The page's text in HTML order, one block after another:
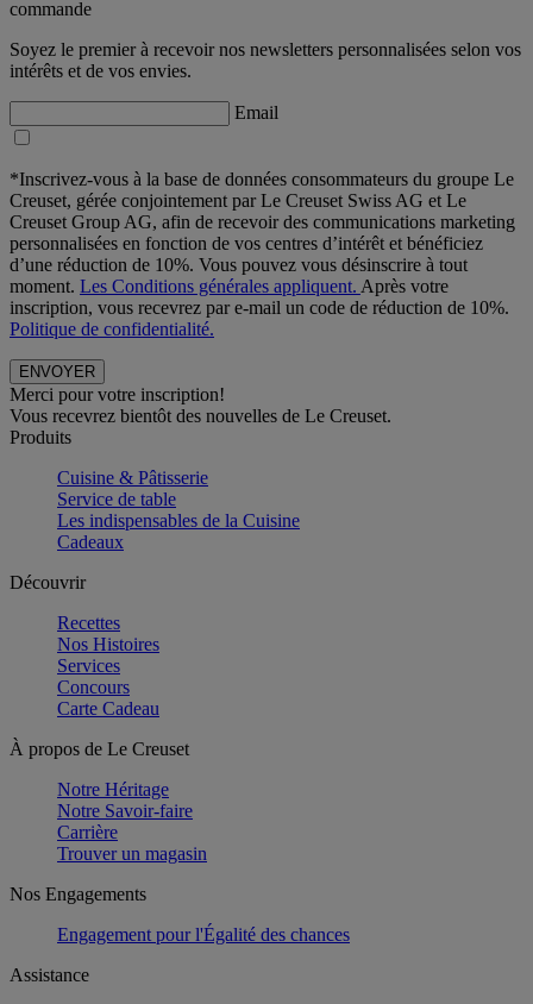
commande
Soyez le premier à recevoir nos newsletters personnalisées selon vos
intérêts et de vos envies.
Email
*Inscrivez-vous à la base de données consommateurs du groupe Le
Creuset, gérée conjointement par Le Creuset Swiss AG et Le
Creuset Group AG, afin de recevoir des communications marketing
personnalisées en fonction de vos centres d’intérêt et bénéficiez
d’une réduction de 10%. Vous pouvez vous désinscrire à tout
moment. Les Conditions générales appliquent. Après votre
inscription, vous recevrez par e-mail un code de réduction de 10%.
Politique de confidentialité.
Merci pour votre inscription!
Vous recevrez bientôt des nouvelles de Le Creuset.
Produits
Cuisine & Pâtisserie
Service de table
Les indispensables de la Cuisine
Cadeaux
Découvrir
Recettes
Nos Histoires
Services
Concours
Carte Cadeau
À propos de Le Creuset
Notre Héritage
Notre Savoir-faire
Carrière
Trouver un magasin
Nos Engagements
Engagement pour l'Égalité des chances
Assistance